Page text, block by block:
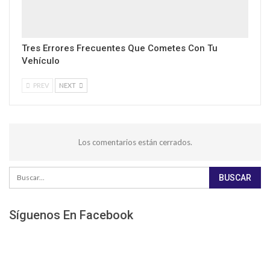
Tres Errores Frecuentes Que Cometes Con Tu
Vehículo
PREV NEXT
Los comentarios están cerrados.
Síguenos En Facebook